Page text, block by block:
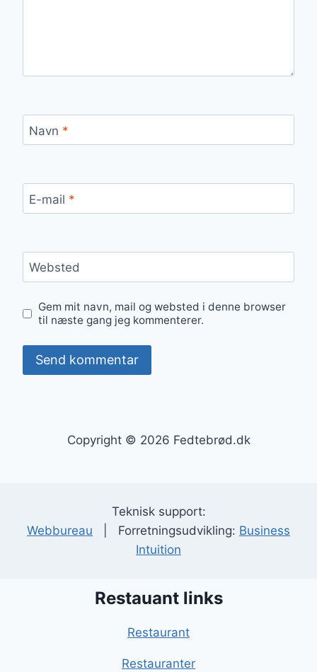
Navn *
E-mail *
Websted
Gem mit navn, mail og websted i denne browser
til næste gang jeg kommenterer.
Copyright © 2026 Fedtebrød.dk
Teknisk support:
Webbureau | Forretningsudvikling: Business
Intuition
Restauant links
Restaurant
Restauranter